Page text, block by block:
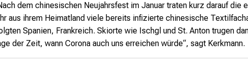
dem chinesischen Neujahrsfest im Januar traten kurz darauf die
aus ihrem Heimatland viele bereits infizierte chinesische
Spanien, Frankreich. Skiorte wie Ischgl und St. Anton trugen
der Zeit, wann Corona auch uns erreichen würde“, sagt Kerkmann.